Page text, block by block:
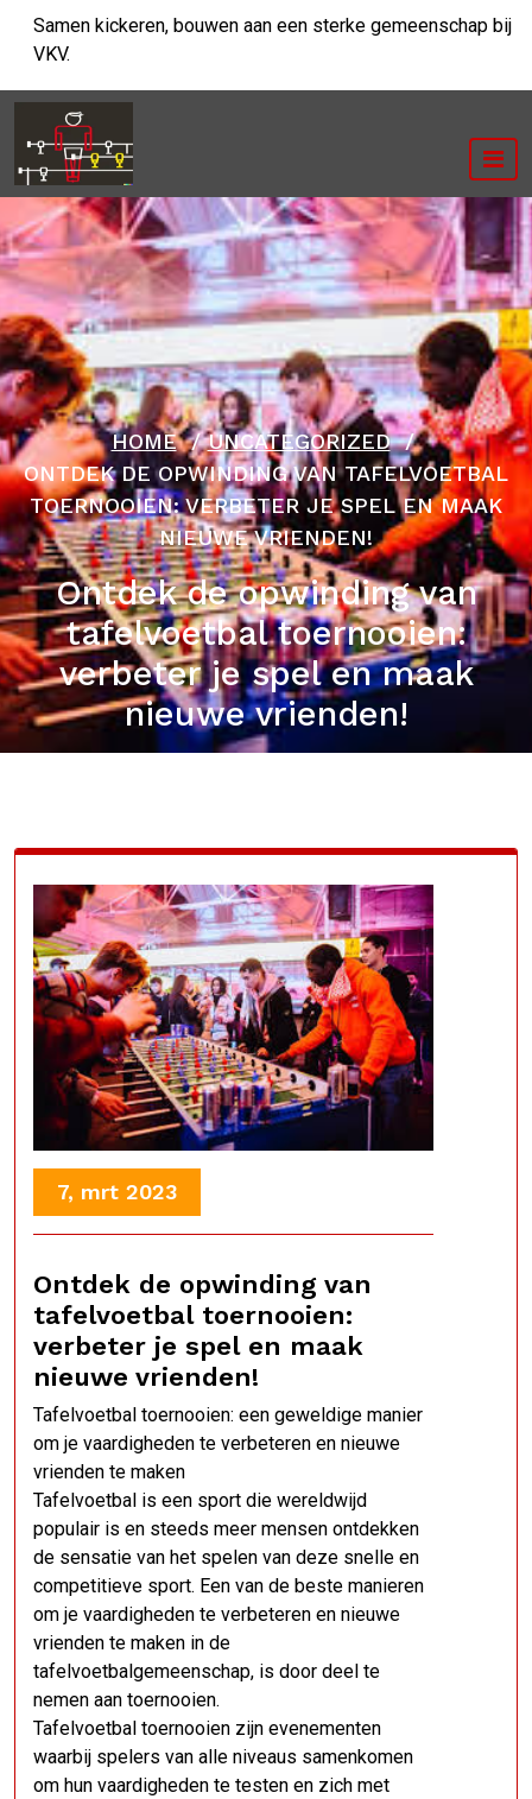
naar
inhoud
Samen kickeren, bouwen aan een sterke gemeenschap bij
VKV.
HOME/UNCATEGORIZED/
ONTDEK DE OPWINDING VAN TAFELVOETBAL
TOERNOOIEN: VERBETER JE SPEL EN MAAK
NIEUWE VRIENDEN!
Ontdek de opwinding van
tafelvoetbal toernooien:
verbeter je spel en maak
nieuwe vrienden!
7, mrt 2023
Ontdek de opwinding van
tafelvoetbal toernooien:
verbeter je spel en maak
nieuwe vrienden!
Tafelvoetbal toernooien: een geweldige manier
om je vaardigheden te verbeteren en nieuwe
vrienden te maken
Tafelvoetbal is een sport die wereldwijd
populair is en steeds meer mensen ontdekken
de sensatie van het spelen van deze snelle en
competitieve sport. Een van de beste manieren
om je vaardigheden te verbeteren en nieuwe
vrienden te maken in de
tafelvoetbalgemeenschap, is door deel te
nemen aan toernooien.
Tafelvoetbal toernooien zijn evenementen
waarbij spelers van alle niveaus samenkomen
om hun vaardigheden te testen en zich met